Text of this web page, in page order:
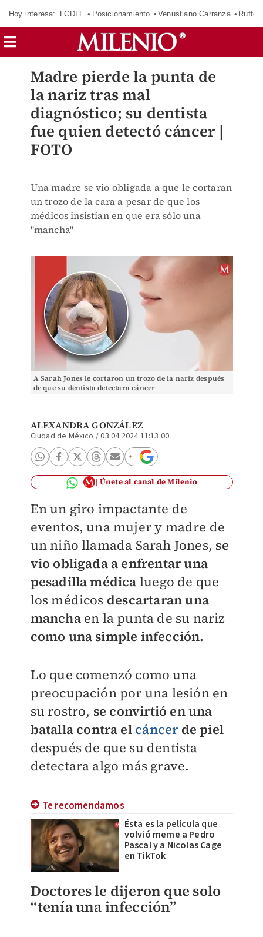
Hoy interesa: LCDLF Posicionamiento Venustiano Carranza Ruffo
Madre pierde la punta de
la nariz tras mal
diagnóstico; su dentista
fue quien detectó cáncer |
FOTO
Una madre se vio obligada a que le cortaran
un trozo de la cara a pesar de que los
médicos insistían en que era sólo una
"mancha"
A Sarah Jones le cortaron un trozo de la nariz después
de que su dentista detectara cáncer
ALEXANDRA GONZÁLEZ
Ciudad de México /03.04.2024 11:13:00
Únete al canal de Milenio
En un giro impactante de
eventos, una mujer y madre de
un niño llamada Sarah Jones, se
vio obligada a enfrentar una
pesadilla médica luego de que
los médicos descartaran una
manchaen la punta de su nariz
como una simple infección.
Lo que comenzó como una
preocupación por una lesión en
su rostro, se convirtió en una
batalla contra el cáncerde piel
después de que su dentista
detectara algo más grave.
Te recomendamos
Ésta es la película que
volvió meme a Pedro
Pascal y a Nicolas Cage
en TikTok
Doctores le dijeron que solo
“tenía una infección”